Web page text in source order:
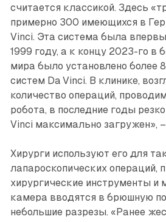
считается классикой. Здесь
примерно 300 имеющихся в
Vinci. Эта система была
1999 году, а к концу 2023-го в
мира было установлено более
систем Da Vinci. В клинике,
количество операций,
робота, в последние годы
Vinci максимально загружен»,
Хирурги используют его для
лапароскопических операций,
хирургические инструменты и
камера вводятся в брюшную
небольшие разрезы. «Ранее